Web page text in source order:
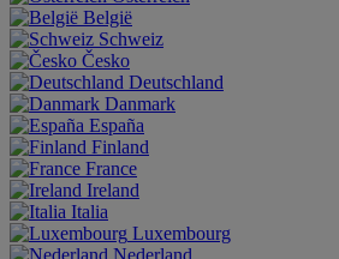
België
Schweiz
Česko
Deutschland
Danmark
España
Finland
France
Ireland
Italia
Luxembourg
Nederland